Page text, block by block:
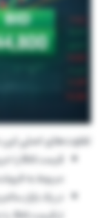
تفاوت‌های اصلی این
مربوط به